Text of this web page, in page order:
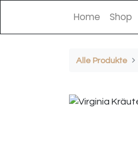
Home Shop
Alle Produkte